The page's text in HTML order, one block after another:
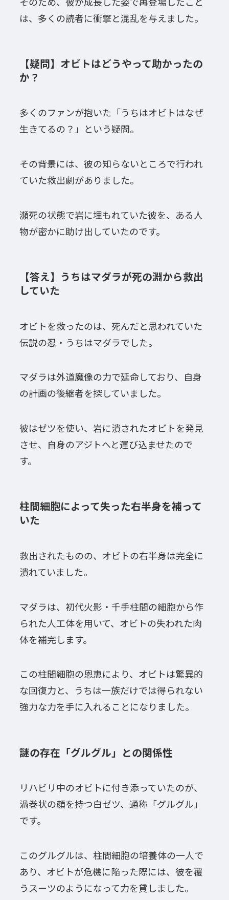
は、多くの読者に衝撃と混乱を与えました。
【疑問】オビトはどうやって助かったの
か？
多くのファンが抱いた「うちはオビトはなぜ
生きてるの？」という疑問。
その背景には、彼の知らないところで行われ
ていた救出劇がありました。
瀕死の状態で岩に埋もれていた彼を、ある人
物が密かに助け出していたのです。
【答え】うちはマダラが死の淵から救出
していた
オビトを救ったのは、死んだと思われていた
伝説の忍・うちはマダラでした。
マダラは外道魔像の力で延命しており、自身
の計画の後継者を探していました。
彼はゼツを使い、岩に潰されたオビトを発見
させ、自身のアジトへと運び込ませたので
す。
柱間細胞によって失った右半身を補って
いた
救出されたものの、オビトの右半身は完全に
潰れていました。
マダラは、初代火影・千手柱間の細胞から作
られた人工体を用いて、オビトの失われた肉
体を補完します。
この柱間細胞の恩恵により、オビトは驚異的
な回復力と、うちは一族だけでは得られない
強力な力を手に入れることになりました。
謎の存在「グルグル」との関係性
リハビリ中のオビトに付き添っていたのが、
渦巻状の顔を持つ白ゼツ、通称「グルグル」
です。
このグルグルは、柱間細胞の培養体の一人で
あり、オビトが危機に陥った際には、彼を覆
うスーツのようになって力を貸しました。